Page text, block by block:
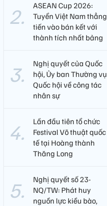
ASEAN Cup 2026:
Tuyển Việt Nam thẳng
tiến vào bán kết với
thành tích nhất bảng
Nghị quyết của Quốc
hội, Ủy ban Thường vụ
Quốc hội về công tác
nhân sự
Lần đầu tiên tổ chức
Festival Võ thuật quốc
tế tại Hoàng thành
Thăng Long
Nghị quyết số 23-
NQ/TW: Phát huy
nguồn lực kiều bào,